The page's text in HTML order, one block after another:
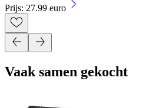
Prijs: 27.99 euro
Vaak samen gekocht